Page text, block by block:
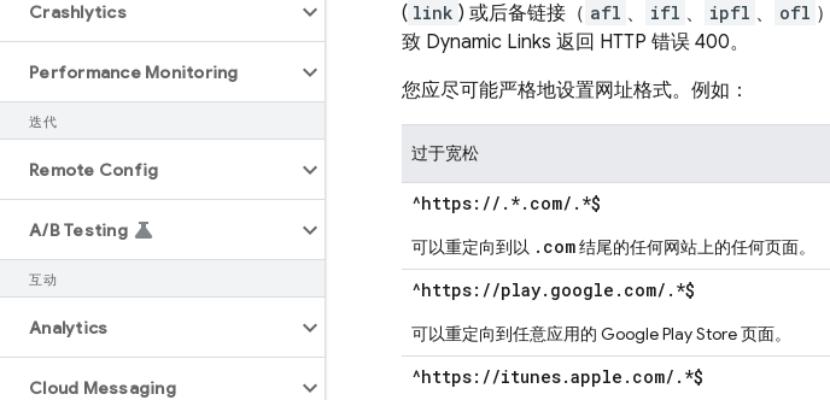
Crashlytics
Performance Monitoring
迭代
Remote Config
A/B Testing
互动
Analytics
Cloud Messaging
( link ) 或后备链接（ afl 、 ifl 、 ipfl 、 ofl
致 Dynamic Links 返回 HTTP 错误 400。
您应尽可能严格地设置网址格式。例如：
过于宽松
^https://.*.com/.*$
可以重定向到以 .com结尾的任何网站上的任何页面。
^https://play.google.com/.*$
可以重定向到任意应用的 Google PlayStore页面。
^https://itunes.apple.com/.*$